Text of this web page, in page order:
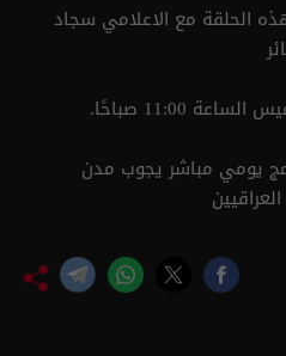
الحلقة مع الاعلامي سجاد
11:00 صباحًا.
يومي مباشر يجوب مدن